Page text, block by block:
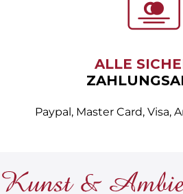
ALLE
Paypal, Master Card, Visa,